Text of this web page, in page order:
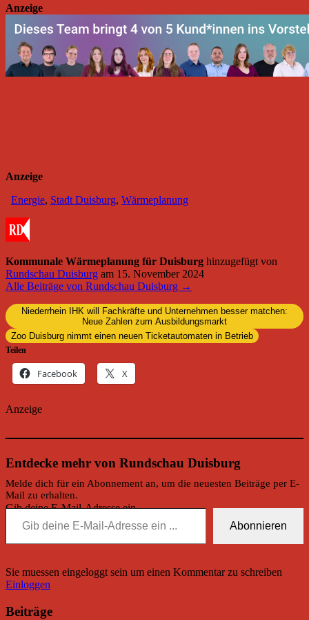
Anzeige
Anzeige
Energie, Stadt Duisburg, Wärmeplanung
Kommunale Wärmeplanung für Duisburg hinzugefügt von
Rundschau Duisburg am 15. November 2024
Alle Beiträge von Rundschau Duisburg →
Niederrhein IHK will Fachkräfte und Unternehmen besser matchen:
Neue Zahlen zum Ausbildungsmarkt
Zoo Duisburg nimmt einen neuen Ticketautomaten in Betrieb
Teilen
Facebook X
Anzeige
Entdecke mehr von Rundschau Duisburg
Melde dich für ein Abonnement an, um die neuesten Beiträge per E-
Mail zu erhalten.
Gib deine E-Mail-Adresse ein ...
Abonnieren
Sie muessen eingeloggt sein um einen Kommentar zu schreiben
Einloggen
Beiträge